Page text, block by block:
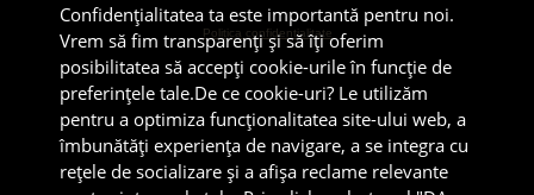
Politica confidentialitate
Confidenţialitatea ta este importantă pentru noi.
Vrem să fim transparenţi și să îţi oferim
posibilitatea să accepţi cookie-urile în funcţie de
preferinţele tale.De ce cookie-uri? Le utilizăm
pentru a optimiza funcţionalitatea site-ului web, a
îmbunătăţi experienţa de navigare, a se integra cu
reţele de socializare şi a afişa reclame relevante